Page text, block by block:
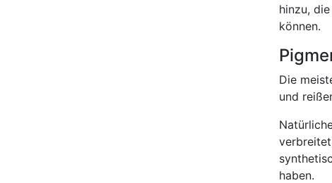
hinzu,
können.
Die
und
haben.